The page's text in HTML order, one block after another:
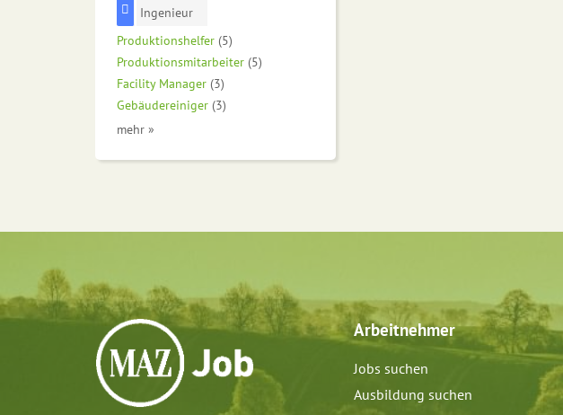
Ingenieur
Produktionshelfer (5)
Produktionsmitarbeiter (5)
Facility Manager (3)
Gebäudereiniger (3)
mehr »
Arbeitnehmer
Jobs suchen
Ausbildung suchen